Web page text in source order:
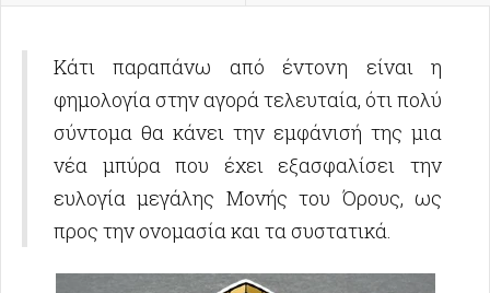
Κάτι παραπάνω από έντονη είναι η
φημολογία στην αγορά τελευταία, ότι πολύ
σύντομα θα κάνει την εμφάνισή της μια
νέα μπύρα που έχει εξασφαλίσει την
ευλογία μεγάλης Μονής του Όρους, ως
προς την ονομασία και τα συστατικά.